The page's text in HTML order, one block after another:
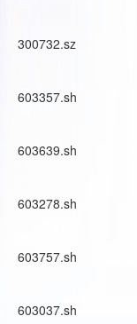
300732.sz
603357.sh
603639.sh
603278.sh
603757.sh
603037.sh